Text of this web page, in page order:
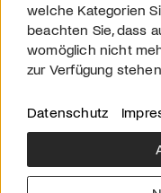
Über uns
welche Kategorien
beachten Sie, dass
womöglich nicht
zur Verfügung
Datenschutz